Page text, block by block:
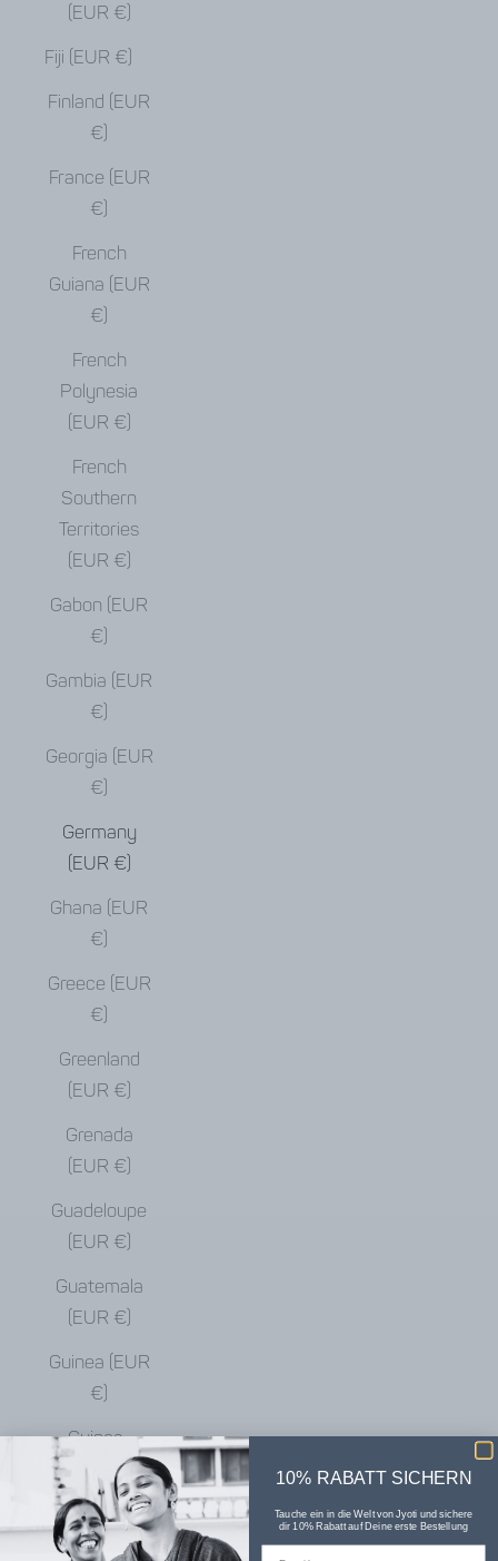
(EUR €)
Fiji (EUR €)
Finland (EUR
€)
France (EUR
€)
French
Guiana (EUR
€)
French
Polynesia
(EUR €)
French
Southern
Territories
(EUR €)
Gabon (EUR
€)
Gambia (EUR
€)
Georgia (EUR
€)
Germany
(EUR €)
Ghana (EUR
€)
Greece (EUR
€)
Greenland
(EUR €)
Grenada
(EUR €)
Guadeloupe
(EUR €)
Guatemala
(EUR €)
Guinea (EUR
€)
Guinea-
Bissau (EUR
€)
Guyana (EUR
10% RABATT SICHERN
Tauche ein in die Welt von Jyoti und sichere
dir 10% Rabatt auf Deine erste Bestellung